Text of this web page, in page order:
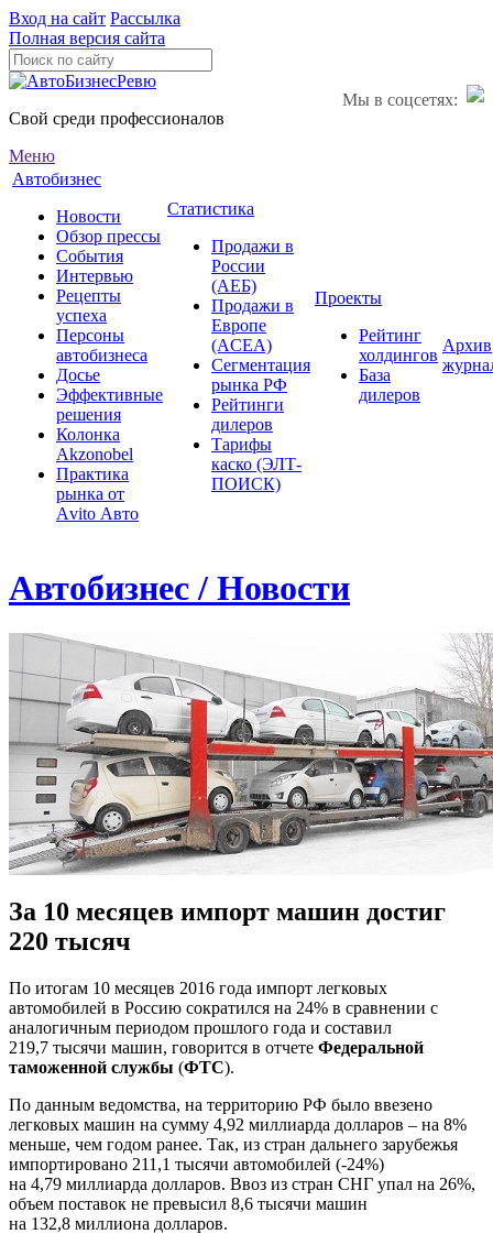
Вход на сайт Рассылка
Полная версия сайта
Мы в соцсетях:
Свой среди профессионалов
Меню
Автобизнес
Новости
Обзор прессы
События
Интервью
Рецепты
успеха
Персоны
автобизнеса
Досье
Эффективные
решения
Колонка
Akzonobel
Практика
рынка от
Аvito Авто
Статистика
Продажи в
России
(АЕБ)
Продажи в
Европе
(ACEA)
Сегментация
рынка РФ
Рейтинги
дилеров
Тарифы
каско (ЭЛТ-
ПОИСК)
Проекты
Рейтинг
холдингов
База
дилеров
Архив
Автобизнес / Новости
За 10 месяцев импорт машин достиг
220 тысяч
По итогам 10 месяцев 2016 года импорт легковых
автомобилей в Россию сократился на 24% в сравнении с
аналогичным периодом прошлого года и составил
219,7 тысячи машин, говорится в отчете Федеральной
таможенной службы (ФТС).
По данным ведомства, на территорию РФ было ввезено
легковых машин на сумму 4,92 миллиарда долларов – на 8%
меньше, чем годом ранее. Так, из стран дальнего зарубежья
импортировано 211,1 тысячи автомобилей (-24%)
на 4,79 миллиарда долларов. Ввоз из стран СНГ упал на 26%,
объем поставок не превысил 8,6 тысячи машин
на 132,8 миллиона долларов.